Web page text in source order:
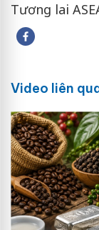
Tương lai
Video liên